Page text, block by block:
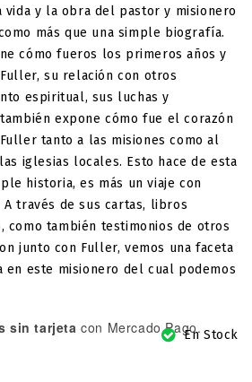
y la obra del pastor y misionero
más que una simple biografía.
cómo fueros los primeros años y
su relación con otros
espiritual, sus luchas y
expone cómo fue el corazón
tanto a las misiones como al
iglesias locales. Esto hace de esta
historia, es más un viaje con
A través de sus cartas, libros
como también testimonios de otros
junto con Fuller, vemos una faceta
en este misionero del cual podemos
En Stock
sin tarjeta con Mercado Pago.